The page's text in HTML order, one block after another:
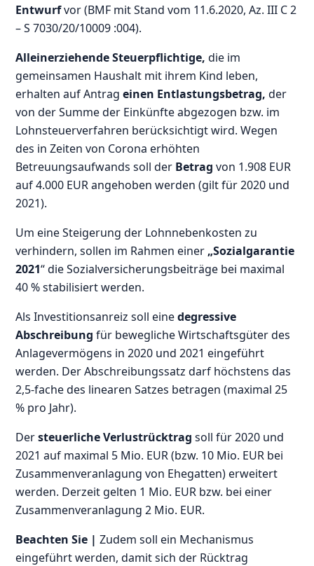
Entwurfvor (BMF mit Stand vom 11.6.2020, Az. III C 2
– S 7030/20/10009 :004).
Alleinerziehende Steuerpflichtige, die im
gemeinsamen Haushalt mit ihrem Kind leben,
erhalten auf Antrageinen Entlastungsbetrag, der
von der Summe der Einkünfte abgezogen bzw. im
Lohnsteuerverfahren berücksichtigt wird. Wegen
des in Zeiten von Corona erhöhten
Betreuungsaufwands soll der Betrag von 1.908 EUR
auf 4.000 EUR angehoben werden (gilt für 2020 und
2021).
Um eine Steigerung der Lohnnebenkosten zu
verhindern, sollen im Rahmen einer „Sozialgarantie
2021“ die Sozialversicherungsbeiträge bei maximal
40 % stabilisiert werden.
Als Investitionsanreiz soll einedegressive
Abschreibung für bewegliche Wirtschaftsgüter des
Anlagevermögens in 2020 und 2021 eingeführt
werden. Der Abschreibungssatz darf höchstens das
2,5-fache des linearen Satzes betragen (maximal 25
% pro Jahr).
Dersteuerliche Verlustrücktrag soll für 2020 und
2021 auf maximal 5 Mio. EUR (bzw. 10 Mio. EUR bei
Zusammenveranlagung von Ehegatten) erweitert
werden. Derzeit gelten 1 Mio. EUR bzw. bei einer
Zusammenveranlagung 2 Mio. EUR.
Beachten Sie |Zudem soll ein Mechanismus
eingeführt werden, damit sich der Rücktrag